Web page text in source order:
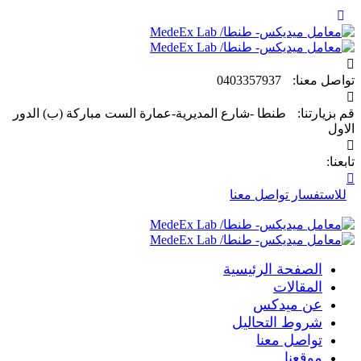
تواصل معنا: 0403357937
قم بزيارتنا:
طنطا -شارع المديرية-عمارة الست مباركة (ب) الدور
الاول
تابعنا:
للاستفسار تواصل معنا
الصفحة الرئيسية
المقالات
عن ميدكس
شروط التحاليل
تواصل معنا
موقعنا